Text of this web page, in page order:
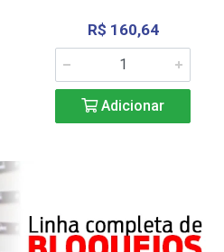
R$ 160,64
Adicionar